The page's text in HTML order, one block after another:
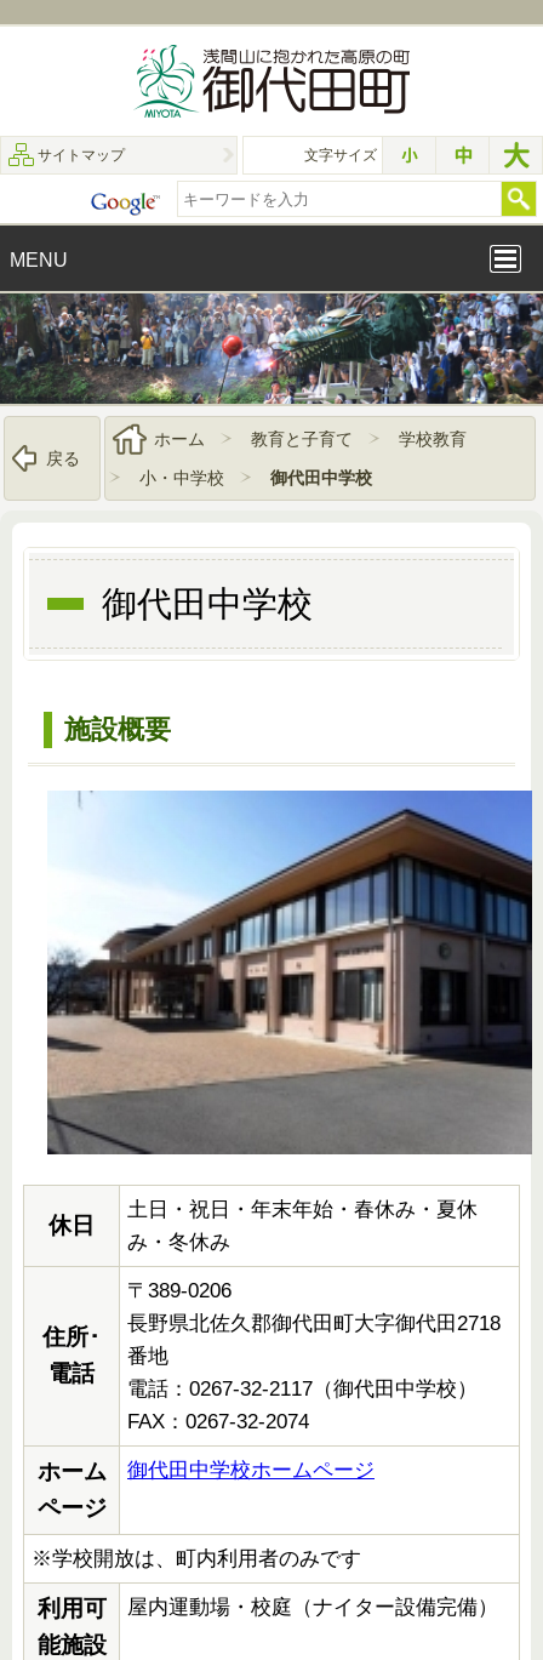
サイトマップ 文字サイズ
MENU
戻る
ホーム 教育と子育て
学校教育
小・中学校
御代田中学校
御代田中学校
施設概要
休日
土日・祝日・年末年始・春休み・夏休
み・冬休み
住所･
電話
〒389-0206
長野県北佐久郡御代田町大字御代田2718
番地
電話：0267-32-2117（御代田中学校）
FAX：0267-32-2074
ホーム
ページ
御代田中学校ホームページ
※学校開放は、町内利用者のみです
利用可
能施設
屋内運動場・校庭（ナイター設備完備）